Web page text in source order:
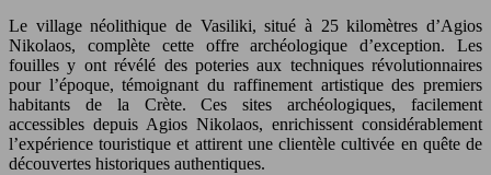
Le village néolithique de Vasiliki, situé à 25 kilomètres d’Agios
Nikolaos, complète cette offre archéologique d’exception. Les
fouilles y ont révélé des poteries aux techniques révolutionnaires
pour l’époque, témoignant du raffinement artistique des premiers
habitants de la Crète. Ces sites archéologiques, facilement
accessibles depuis Agios Nikolaos, enrichissent considérablement
l’expérience touristique et attirent une clientèle cultivée en quête de
découvertes historiques authentiques.